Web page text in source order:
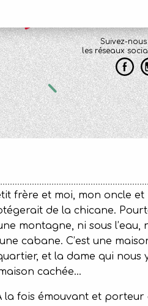
Suivez-
les réseaux
frère et moi, mon oncle
de la chicane.
montagne, ni sous l’eau,
cabane. C’est une
et la dame qui nous
cachée…
fois émouvant et porteur